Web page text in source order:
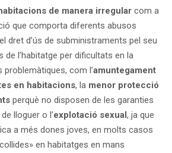
de manera irregular com a
que comporta diferents abusos
dret d’ús de subministraments pel seu
de l’habitatge per dificultats en la
com l’amuntegament
en habitacions, la menor protecció
perquè no disposen de les garanties
lloguer o l’explotació sexual, ja que
a més dones joves, en molts casos
en habitatges en mans